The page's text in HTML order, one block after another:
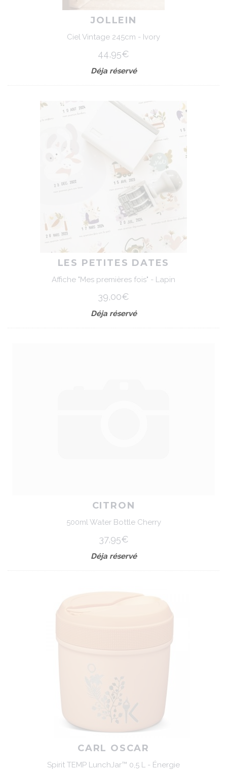
JOLLEIN
Ciel Vintage 245cm - Ivory
44,95€
Déja réservé
LES PETITES DATES
Affiche "Mes premières fois" - Lapin
39,00€
Déja réservé
CITRON
500ml Water Bottle Cherry
37,95€
Déja réservé
CARL OSCAR
Spirit TEMP LunchJar™ 0,5 L - Énergie